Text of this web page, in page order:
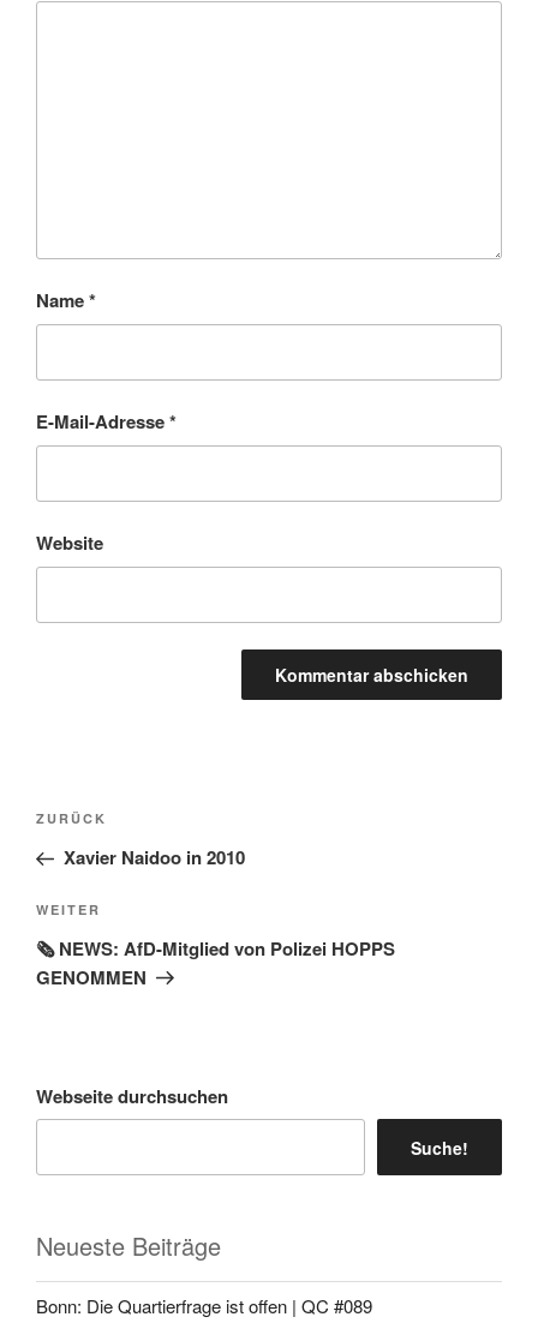
Name*
E-Mail-Adresse*
Website
Beitragsnavigation
Vorheriger
Beitrag
ZURÜCK
Xavier Naidoo in 2010
Nächster
Beitrag
WEITER
🗞️ NEWS: AfD-Mitglied von Polizei HOPPS
GENOMMEN
Webseite durchsuchen
Suche!
Neueste Beiträge
Bonn: Die Quartierfrage ist offen | QC #089